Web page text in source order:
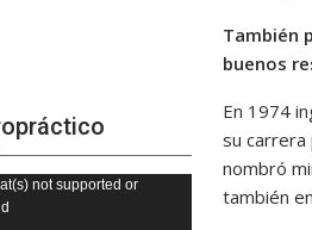
También
buenos
En 1974
su carrera
nombró
también
not supported or